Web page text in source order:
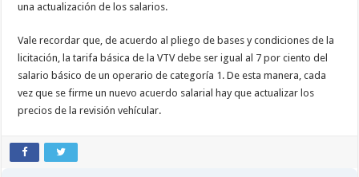
una actualización de los salarios.
Vale recordar que, de acuerdo al pliego de bases y condiciones de la
licitación, la tarifa básica de la VTV debe ser igual al 7 por ciento del
salario básico de un operario de categoría 1. De esta manera, cada
vez que se firme un nuevo acuerdo salarial hay que actualizar los
precios de la revisión vehícular.